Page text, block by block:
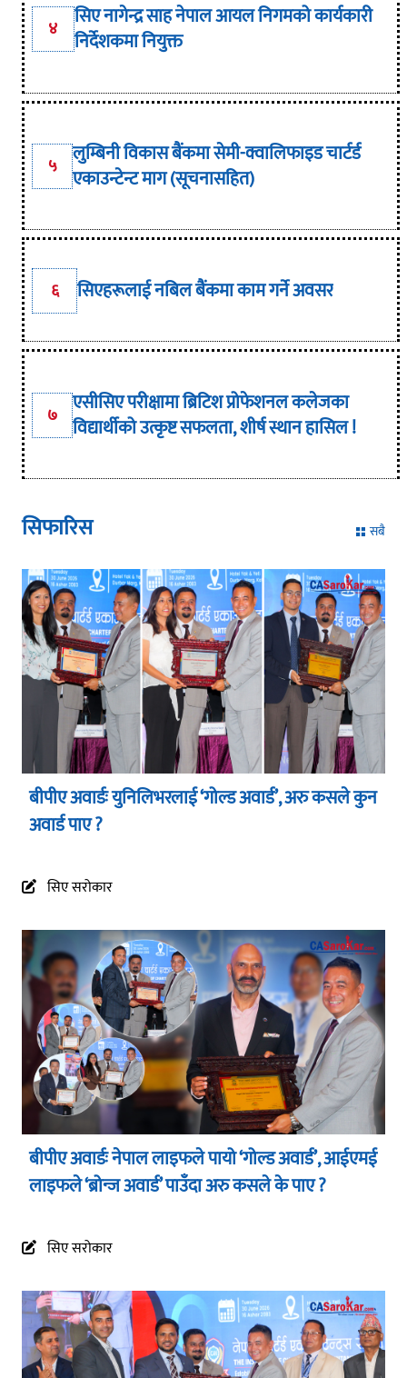
४
सिए नागेन्द्र साह नेपाल आयल निगमको कार्यकारी
निर्देशकमा नियुक्त
५ लुम्बिनी विकास बैंकमा सेमी-क्वालिफाइड चार्टर्ड
एकाउन्टेन्ट माग (सूचनासहित)
६ सिएहरूलाई नबिल बैंकमा काम गर्ने अवसर
७ एसीसिए परीक्षामा ब्रिटिश प्रोफेशनल कलेजका
विद्यार्थीको उत्कृष्ट सफलता, शीर्ष स्थान हासिल !
सिफारिस सबै
बीपीए अवार्डः युनिलिभरलाई ‘गोल्ड अवार्ड’, अरु कसले कुन
अवार्ड पाए ?
सिए सरोकार
बीपीए अवार्डः नेपाल लाइफले पायो ‘गोल्ड अवार्ड’, आईएमई
लाइफले ‘ब्रोन्ज अवार्ड’ पाउँदा अरु कसले के पाए ?
सिए सरोकार